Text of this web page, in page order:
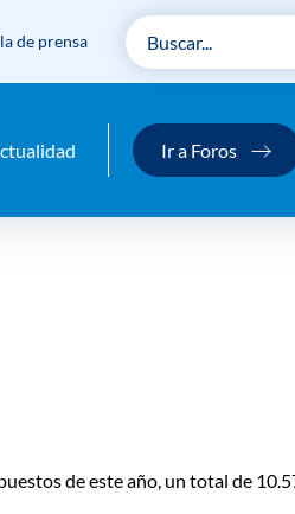
Ir a Foros
de prensa
a
de este año, un total de